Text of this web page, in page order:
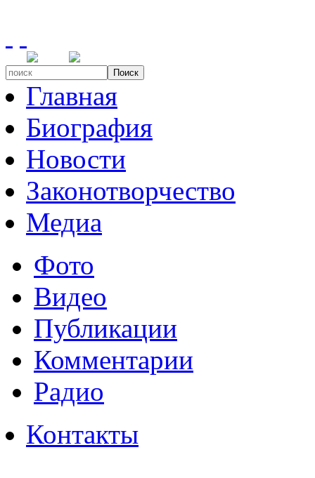
Поиск
Главная
Биография
Новости
Законотворчество
Медиа
Фото
Видео
Публикации
Комментарии
Радио
Контакты